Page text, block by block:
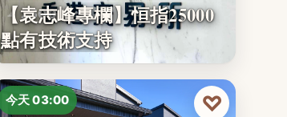
25000
【袁志峰專欄】恒指25000
點有技術支持
今天 03:00 ♡